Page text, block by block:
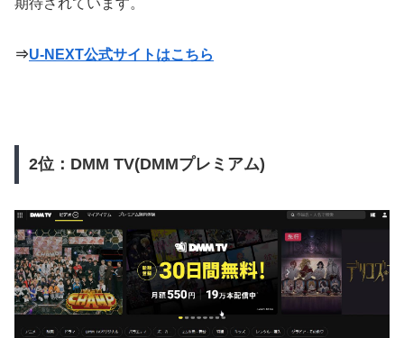
期待されています。
⇒U-NEXT公式サイトはこちら
2位：DMM TV(DMMプレミアム)